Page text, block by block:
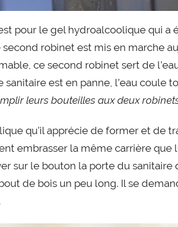
pour le gel hydroalcoolique qui a
robinet est mis en marche
ce second robinet sert de
est en panne, l’eau coule
leurs bouteilles aux deux
qu’il apprécie de former et de
embrasser la même carrière que
sur le bouton la porte du sanitaire
de bois un peu long. Il se